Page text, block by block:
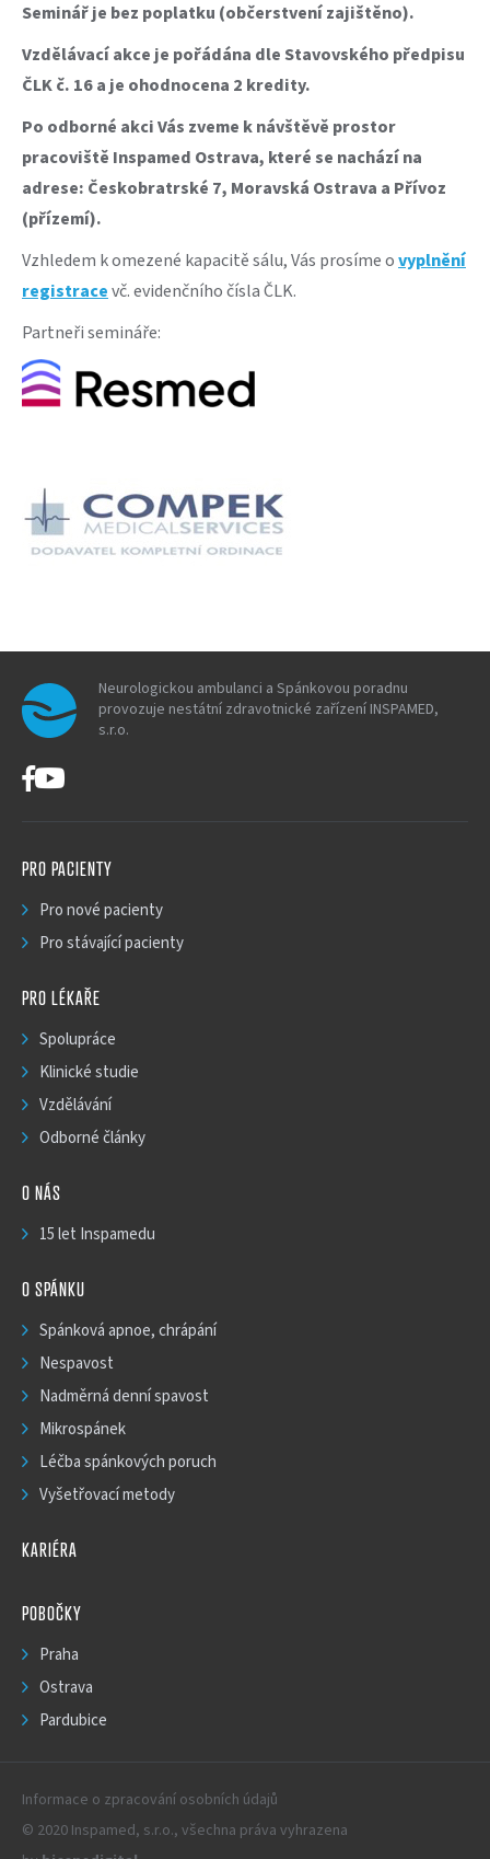
Seminář je bez poplatku (občerstvení zajištěno).
Vzdělávací akce je pořádána dle Stavovského předpisu
ČLK č. 16 a je ohodnocena 2 kredity.
Po odborné akci Vás zveme k návštěvě prostor
pracoviště Inspamed Ostrava, které se nachází na
adrese: Českobratrské 7, Moravská Ostrava a Přívoz
(přízemí).
Vzhledem k omezené kapacitě sálu, Vás prosíme ovyplnění
registracevč. evidenčního čísla ČLK.
Partneři semináře:
Neurologickou ambulanci a Spánkovou poradnu
provozuje nestátní zdravotnické zařízení INSPAMED,
s.r.o.
PRO PACIENTY
Pro nové pacienty
Pro stávající pacienty
PRO LÉKAŘE
Spolupráce
Klinické studie
Vzdělávání
Odborné články
O NÁS
15 let Inspamedu
O SPÁNKU
Spánková apnoe, chrápání
Nespavost
Nadměrná denní spavost
Mikrospánek
Léčba spánkových poruch
Vyšetřovací metody
KARIÉRA
POBOČKY
Praha
Ostrava
Pardubice
© 2020 Inspamed, s.r.o., všechna práva vyhrazena
Informace o zpracování osobních údajů